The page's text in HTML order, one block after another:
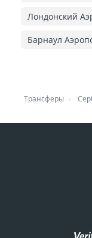
Лондонский
Барнаул
Трансферы